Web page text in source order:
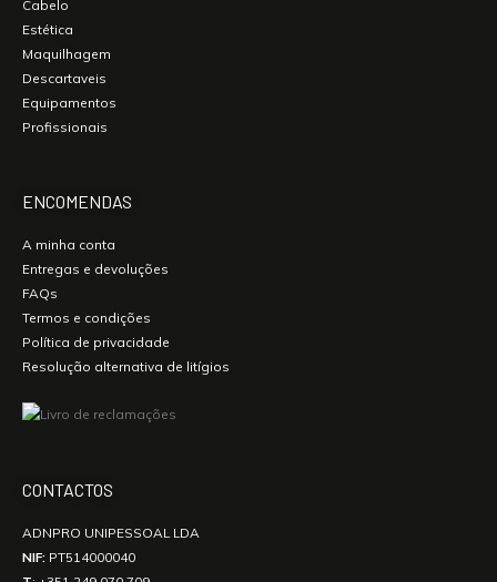
Cabelo
Estética
Maquilhagem
Descartaveis
Equipamentos
Profissionais
ENCOMENDAS
A minha conta
Entregas e devoluções
FAQs
Termos e condições
Política de privacidade
Resolução alternativa de litígios
CONTACTOS
ADNPRO UNIPESSOAL LDA
NIF: PT514000040